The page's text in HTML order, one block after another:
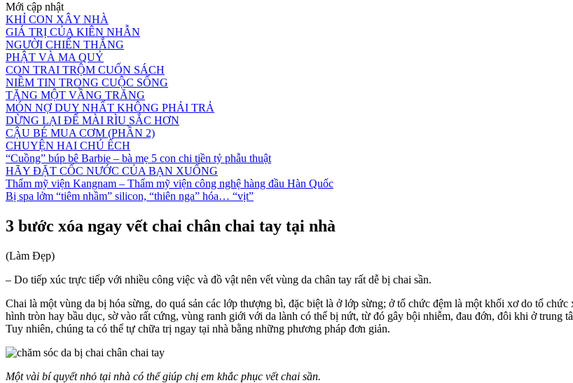
Mới cập nhật
KHỈ CON XÂY NHÀ
GIÁ TRỊ CỦA KIÊN NHẪN
NGƯỜI CHIẾN THẮNG
PHẬT VÀ MA QUỶ
CON TRAI TRỘM CUỐN SÁCH
NIỀM TIN TRONG CUỘC SỐNG
TẶNG MỘT VẦNG TRĂNG
MÓN NỢ DUY NHẤT KHÔNG PHẢI TRẢ
DỪNG LẠI ĐỂ MÀI RÌU SẮC HƠN
CẬU BÉ MUA CƠM (PHẦN 2)
CHUYỆN HAI CHÚ ẾCH
“Cuồng” búp bê Barbie – bà mẹ 5 con chi tiền tỷ phẫu thuật
HÃY ĐẶT CỐC NƯỚC CỦA BẠN XUỐNG
Thẩm mỹ viện Kangnam – Thẩm mỹ viện công nghệ hàng đầu Hàn Quốc
Bị spa lởm “tiêm nhầm” silicon, “thiên nga” hóa… “vịt”
3 bước xóa ngay vết chai chân chai tay tại nhà
(Làm Đẹp)
– Do tiếp xúc trực tiếp với nhiều công việc và đồ vật nên vết vùng da chân tay rất dễ bị chai sần.
Chai là một vùng da bị hóa sừng, do quá sản các lớp thượng bì, đặc biệt là ở lớp sừng; ở tổ chức đệm là một khối xơ do tổ
hình tròn hay bầu dục, sờ vào rất cứng, vùng ranh giới với da lành có thể bị nứt, từ đó gây bội nhiễm, đau đớn, đôi khi ở trung
Tuy nhiên, chúng ta có thể tự chữa trị ngay tại nhà bằng những phương pháp đơn giản.
Một vài bí quyết nhỏ tại nhà có thể giúp chị em khắc phục vết chai sần.